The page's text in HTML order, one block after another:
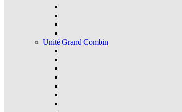
Unité Grand Combin